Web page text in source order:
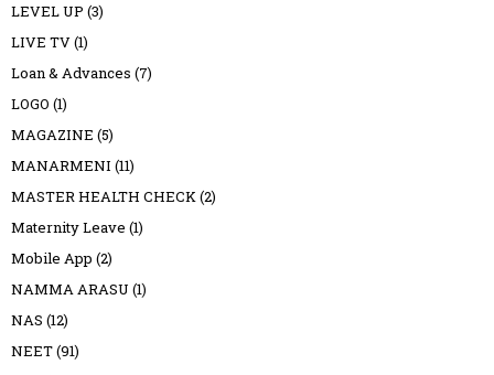
LEVEL UP (3)
LIVE TV(1)
Loan & Advances (7)
LOGO (1)
MAGAZINE (5)
MANARMENI (11)
MASTER HEALTH CHECK(2)
Maternity Leave (1)
Mobile App (2)
NAMMA ARASU (1)
NAS (12)
NEET(91)